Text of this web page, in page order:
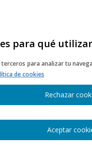
para qué
para analizar tu
de cookies
Rechazar
Aceptar
Con…